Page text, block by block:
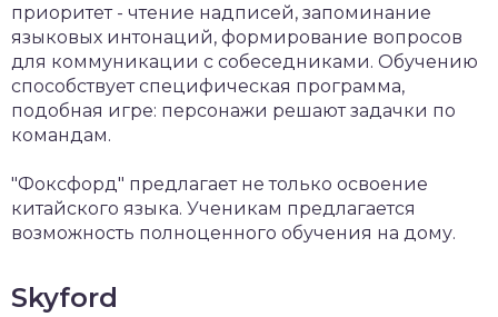
приоритет - чтение надписей, запоминание
языковых интонаций, формирование вопросов
для коммуникации с собеседниками. Обучению
способствует специфическая программа,
подобная игре: персонажи решают задачки по
командам.
"Фоксфорд" предлагает не только освоение
китайского языка. Ученикам предлагается
возможность полноценного обучения на дому.
Skyford